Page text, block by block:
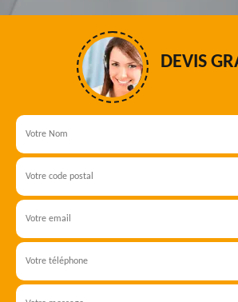
DEVIS